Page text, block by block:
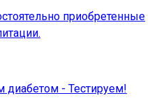
приобретенные
диабетом - Тестируем!